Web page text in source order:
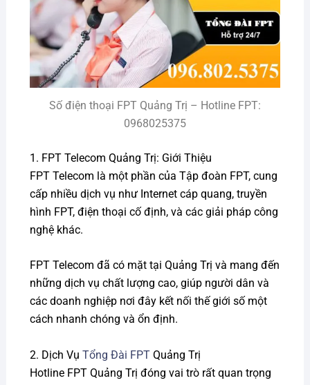
Số điện thoại FPT Quảng Trị – Hotline FPT:
0968025375
1. FPT Telecom Quảng Trị: Giới Thiệu
FPT Telecom là một phần của Tập đoàn FPT, cung
cấp nhiều dịch vụ như Internet cáp quang, truyền
hình FPT, điện thoại cố định, và các giải pháp công
nghệ khác.
FPT Telecom đã có mặt tại Quảng Trị và mang đến
những dịch vụ chất lượng cao, giúp người dân và
các doanh nghiệp nơi đây kết nối thế giới số một
cách nhanh chóng và ổn định.
2. Dịch Vụ Tổng Đài FPTQuảng Trị
Hotline FPT Quảng Trị đóng vai trò rất quan trọng